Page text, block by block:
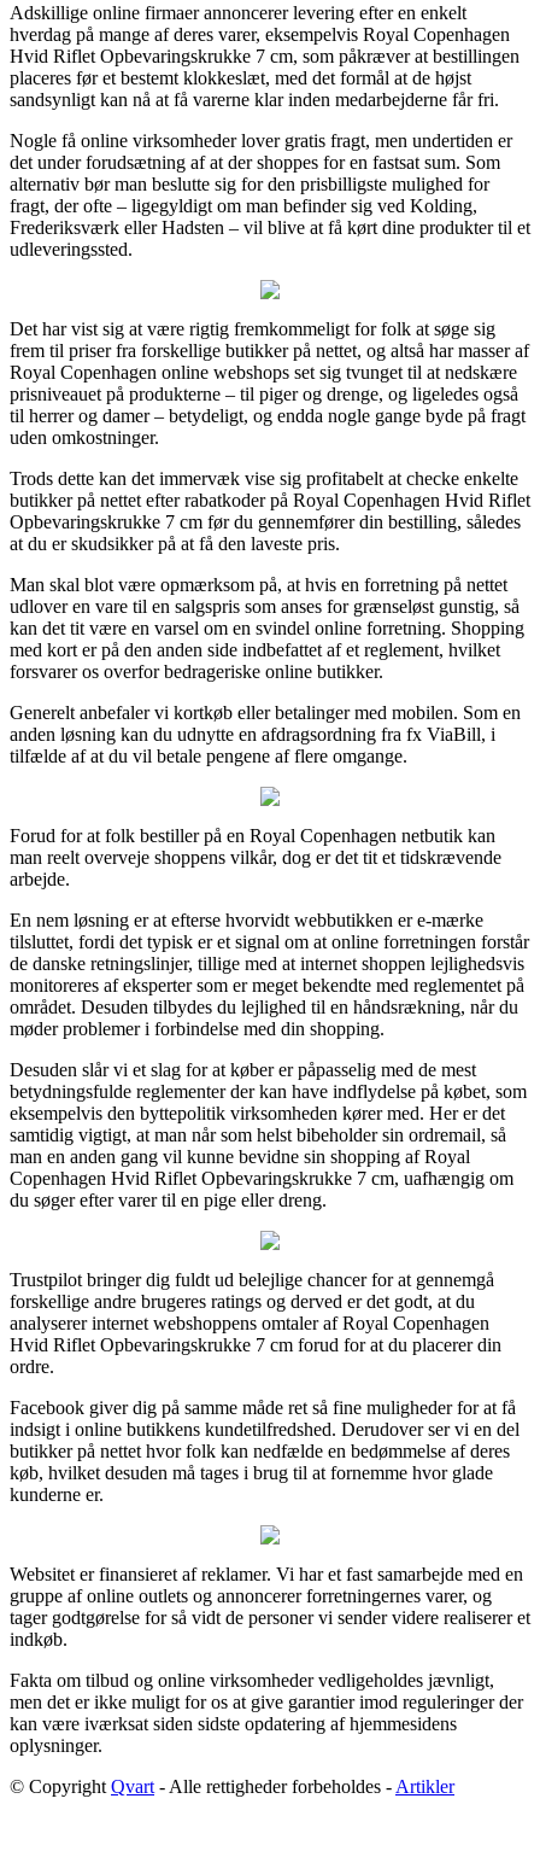
Adskillige online firmaer annoncerer levering efter en enkelt
hverdag på mange af deres varer, eksempelvis Royal Copenhagen
Hvid Riflet Opbevaringskrukke 7 cm, som påkræver at bestillingen
placeres før et bestemt klokkeslæt, med det formål at de højst
sandsynligt kan nå at få varerne klar inden medarbejderne får fri.
Nogle få online virksomheder lover gratis fragt, men undertiden er
det under forudsætning af at der shoppes for en fastsat sum. Som
alternativ bør man beslutte sig for den prisbilligste mulighed for
fragt, der ofte – ligegyldigt om man befinder sig ved Kolding,
Frederiksværk eller Hadsten – vil blive at få kørt dine produkter til et
udleveringssted.
Det har vist sig at være rigtig fremkommeligt for folk at søge sig
frem til priser fra forskellige butikker på nettet, og altså har masser af
Royal Copenhagen online webshops set sig tvunget til at nedskære
prisniveauet på produkterne – til piger og drenge, og ligeledes også
til herrer og damer – betydeligt, og endda nogle gange byde på fragt
uden omkostninger.
Trods dette kan det immervæk vise sig profitabelt at checke enkelte
butikker på nettet efter rabatkoder på Royal Copenhagen Hvid Riflet
Opbevaringskrukke 7 cm før du gennemfører din bestilling, således
at du er skudsikker på at få den laveste pris.
Man skal blot være opmærksom på, at hvis en forretning på nettet
udlover en vare til en salgspris som anses for grænseløst gunstig, så
kan det tit være en varsel om en svindel online forretning. Shopping
med kort er på den anden side indbefattet af et reglement, hvilket
forsvarer os overfor bedrageriske online butikker.
Generelt anbefaler vi kortkøb eller betalinger med mobilen. Som en
anden løsning kan du udnytte en afdragsordning fra fx ViaBill, i
tilfælde af at du vil betale pengene af flere omgange.
Forud for at folk bestiller på en Royal Copenhagen netbutik kan
man reelt overveje shoppens vilkår, dog er det tit et tidskrævende
arbejde.
En nem løsning er at efterse hvorvidt webbutikken er e-mærke
tilsluttet, fordi det typisk er et signal om at online forretningen forstår
de danske retningslinjer, tillige med at internet shoppen lejlighedsvis
monitoreres af eksperter som er meget bekendte med reglementet på
området. Desuden tilbydes du lejlighed til en håndsrækning, når du
møder problemer i forbindelse med din shopping.
Desuden slår vi et slag for at køber er påpasselig med de mest
betydningsfulde reglementer der kan have indflydelse på købet, som
eksempelvis den byttepolitik virksomheden kører med. Her er det
samtidig vigtigt, at man når som helst bibeholder sin ordremail, så
man en anden gang vil kunne bevidne sin shopping af Royal
Copenhagen Hvid Riflet Opbevaringskrukke 7 cm, uafhængig om
du søger efter varer til en pige eller dreng.
Trustpilot bringer dig fuldt ud belejlige chancer for at gennemgå
forskellige andre brugeres ratings og derved er det godt, at du
analyserer internet webshoppens omtaler af Royal Copenhagen
Hvid Riflet Opbevaringskrukke 7 cm forud for at du placerer din
ordre.
Facebook giver dig på samme måde ret så fine muligheder for at få
indsigt i online butikkens kundetilfredshed. Derudover ser vi en del
butikker på nettet hvor folk kan nedfælde en bedømmelse af deres
køb, hvilket desuden må tages i brug til at fornemme hvor glade
kunderne er.
Websitet er finansieret af reklamer. Vi har et fast samarbejde med en
gruppe af online outlets og annoncerer forretningernes varer, og
tager godtgørelse for så vidt de personer vi sender videre realiserer et
indkøb.
Fakta om tilbud og online virksomheder vedligeholdes jævnligt,
men det er ikke muligt for os at give garantier imod reguleringer der
kan være iværksat siden sidste opdatering af hjemmesidens
oplysninger.
© Copyright Qvart - Alle rettigheder forbeholdes - Artikler